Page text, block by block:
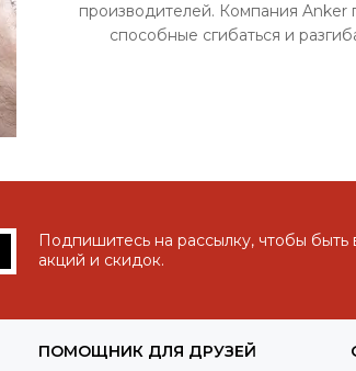
производителей. Компания Anker
способные сгибаться и
Подпишитесь на рассылку, чтобы
акций и скидок.
ПОМОЩНИК ДЛЯ ДРУЗЕЙ